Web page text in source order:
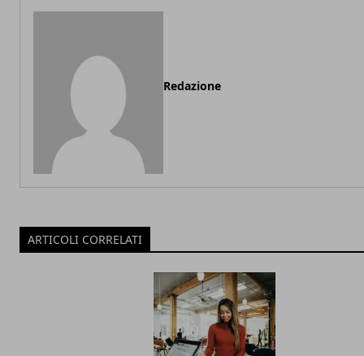
Redazione
ARTICOLI CORRELATI